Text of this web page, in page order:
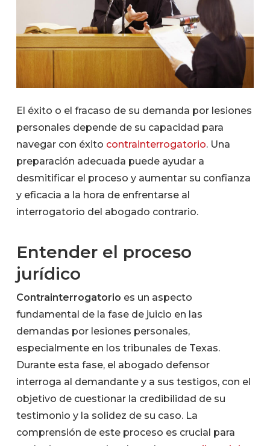
El éxito o el fracaso de su demanda por lesiones
personales depende de su capacidad para
navegar con éxito contrainterrogatorio. Una
preparación adecuada puede ayudar a
desmitificar el proceso y aumentar su confianza
y eficacia a la hora de enfrentarse al
interrogatorio del abogado contrario.
Entender el proceso
jurídico
Contrainterrogatorio es un aspecto
fundamental de la fase de juicio en las
demandas por lesiones personales,
especialmente en los tribunales de Texas.
Durante esta fase, el abogado defensor
interroga al demandante y a sus testigos, con el
objetivo de cuestionar la credibilidad de su
testimonio y la solidez de su caso. La
comprensión de este proceso es crucial para